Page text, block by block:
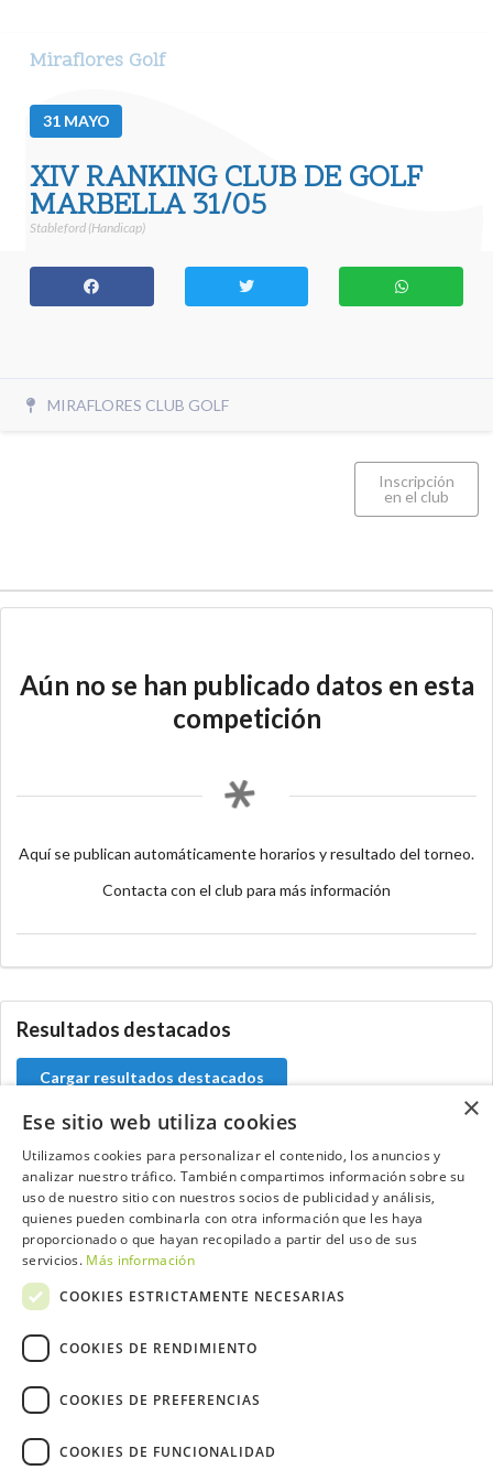
Miraflores Golf
31 MAYO
XIV RANKING CLUB DE GOLF
MARBELLA 31/05
Stableford (Handicap)
MIRAFLORES CLUB GOLF
Inscripción
en el club
Aún no se han publicado datos en esta
competición
Aquí se publican automáticamente horarios y resultado del torneo.
Contacta con el club para más información
Resultados destacados
Cargar resultados destacados
Contacta con el equipo de NextCaddy
Opina Contacta
×
Ese sitio web utiliza cookies
Utilizamos cookies para personalizar el contenido, los anuncios y
analizar nuestro tráfico. También compartimos información sobre su
uso de nuestro sitio con nuestros socios de publicidad y análisis,
quienes pueden combinarla con otra información que les haya
proporcionado o que hayan recopilado a partir del uso de sus
servicios. Más información
COOKIES ESTRICTAMENTE NECESARIAS
COOKIES DE RENDIMIENTO
COOKIES DE PREFERENCIAS
COOKIES DE FUNCIONALIDAD